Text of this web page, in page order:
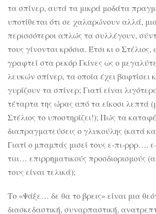
τα σπίνερ, αυτά τα μικρά μοδάτα
υποτίθεται ότι σε χαλαρώνουν αλλά,
περισσότεροι απλώς τα συλλέγουν,
τους γίνονται κρόσια. Έτσι κι ο Στέλιος,
γραφτεί στα ρεκόρ Γκίνες ως ο
λευκών σπίνερ, τα οποία έχει βαφτίσει
γυρίζουν τα σπίνερ; Γιατί είναι
τέταρτα της ώρας από τα είκοσι λεπτά
Στέλιος το υποστηρίζει!); Πώς τα
διαπραγματεύσεις ο γλυκούλης (κατά
Γιατί ο μπαμπάς μισεί τους ε-πι-ρρρ….
τιιι… επιρρηματικούς προσδιορισμούς
τους είναι τελικά);
Το «Ψάξε… δε θα το βρεις» είναι μια
διασκεδαστική, συναρπαστική,